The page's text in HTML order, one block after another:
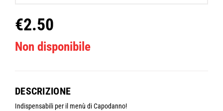
€2.50
Non disponibile
DESCRIZIONE
Indispensabili per il menù di Capodanno!